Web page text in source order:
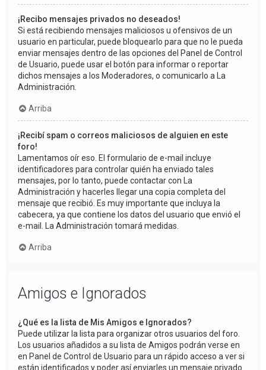
¡Recibo mensajes privados no deseados!
Si está recibiendo mensajes maliciosos u ofensivos de un
usuario en particular, puede bloquearlo para que no le pueda
enviar mensajes dentro de las opciones del Panel de Control
de Usuario, puede usar el botón para informar o reportar
dichos mensajes a los Moderadores, o comunicarlo a La
Administración.
Arriba
¡Recibí spam o correos maliciosos de alguien en este
foro!
Lamentamos oír eso. El formulario de e-mail incluye
identificadores para controlar quién ha enviado tales
mensajes, por lo tanto, puede contactar con La
Administración y hacerles llegar una copia completa del
mensaje que recibió. Es muy importante que incluya la
cabecera, ya que contiene los datos del usuario que envió el
e-mail. La Administración tomará medidas.
Arriba
Amigos e Ignorados
¿Qué es la lista de Mis Amigos e Ignorados?
Puede utilizar la lista para organizar otros usuarios del foro.
Los usuarios añadidos a su lista de Amigos podrán verse en
en Panel de Control de Usuario para un rápido acceso a ver si
están identificados y poder así enviarles un mensaje privado.